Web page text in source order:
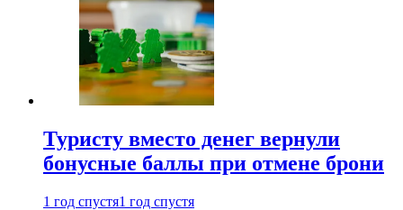
Туристу вместо денег вернули
бонусные баллы при отмене брони
1 год спустя1 год спустя